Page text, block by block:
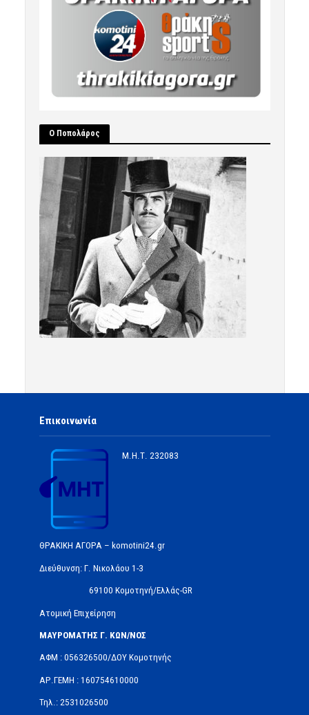
Ο Ποπολάρος
Επικοινωνία
Μ.Η.Τ. 232083
ΘΡΑΚΙΚΗ ΑΓΟΡΑ – komotini24.gr
Διεύθυνση: Γ. Νικολάου 1-3
69100 Κομοτηνή/Ελλάς-GR
Ατομική Επιχείρηση
ΜΑΥΡΟΜΑΤΗΣ Γ. ΚΩΝ/ΝΟΣ
ΑΦΜ : 056326500/ΔOΥ Κομοτηνής
ΑΡ.ΓΕΜΗ : 160754610000
Τηλ.: 2531026500